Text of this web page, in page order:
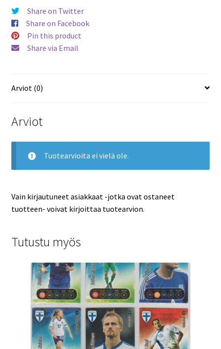
(Canada)
määrä
Share on Twitter
Share on Facebook
Pin this product
Share via Email
Arviot (0)
Arviot
Tuotearvioita ei vielä ole.
Vain kirjautuneet asiakkaat -jotka ovat ostaneet
tuotteen- voivat kirjoittaa tuotearvion.
Tutustu myös